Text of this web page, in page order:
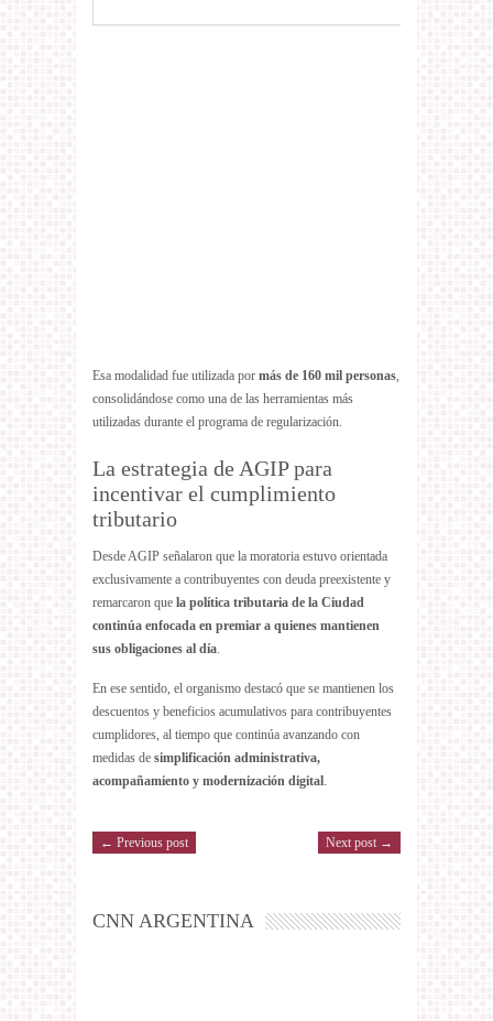
Esa modalidad fue utilizada por más de 160 mil personas
consolidándose como una de las herramientas más
utilizadas durante el programa de regularización.
La estrategia de AGIP para
incentivar el cumplimiento
tributario
Desde AGIP señalaron que la moratoria estuvo orientada
exclusivamente a contribuyentes con deuda preexistente y
remarcaron que la política tributaria de la Ciudad
continúa enfocada en premiar a quienes mantienen
sus obligaciones al día
En ese sentido, el organismo destacó que se mantienen los
descuentos y beneficios acumulativos para contribuyentes
cumplidores, al tiempo que continúa avanzando con
medidas de simplificación administrativa,
acompañamiento y modernización digital
← Previous post Next post →
CNN ARGENTINA